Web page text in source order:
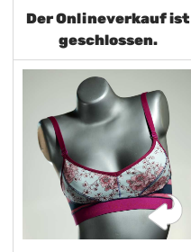
Der Onlineverkauf ist
geschlossen.